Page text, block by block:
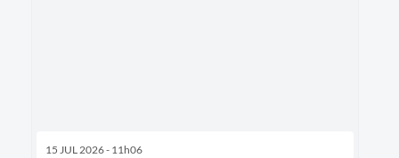
15 JUL 2026 - 11h06